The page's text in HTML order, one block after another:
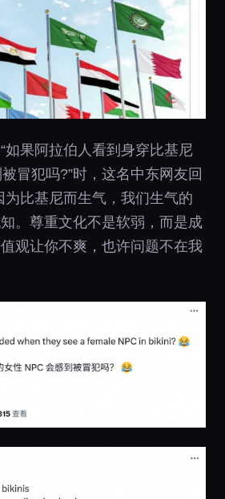
如果阿拉伯人看到身穿比基尼
冒犯吗?”时，这名中东网友回
为比基尼而生气，我们生气的
。尊重文化不是软弱，而是成
观让你不爽，也许问题不在我